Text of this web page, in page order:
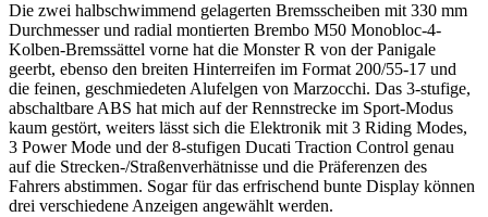
Die zwei halbschwimmend gelagerten Bremsscheiben mit 330 mm
Durchmesser und radial montierten Brembo M50 Monobloc-4-
Kolben-Bremssättel vorne hat die Monster R von der Panigale
geerbt, ebenso den breiten Hinterreifen im Format 200/55-17 und
die feinen, geschmiedeten Alufelgen von Marzocchi. Das 3-stufige,
abschaltbare ABS hat mich auf der Rennstrecke im Sport-Modus
kaum gestört, weiters lässt sich die Elektronik mit 3 Riding Modes,
3 Power Mode und der 8-stufigen Ducati Traction Control genau
auf die Strecken-/Straßenverhätnisse und die Präferenzen des
Fahrers abstimmen. Sogar für das erfrischend bunte Display können
drei verschiedene Anzeigen angewählt werden.